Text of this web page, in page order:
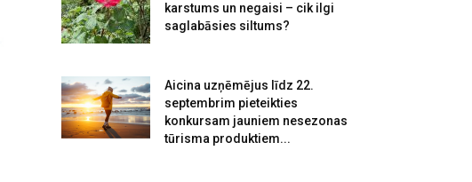
karstums un negaisi – cik ilgi
saglabāsies siltums?
Aicina uzņēmējus līdz 22.
septembrim pieteikties
konkursam jauniem nesezonas
tūrisma produktiem...